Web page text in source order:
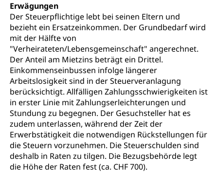
Erwägungen
Der Steuerpflichtige lebt bei seinen Eltern und
bezieht ein Ersatzeinkommen. Der Grundbedarf wird
mit der Hälfte von
"Verheirateten/Lebensgemeinschaft" angerechnet.
Der Anteil am Mietzins beträgt ein Drittel.
Einkommenseinbussen infolge längerer
Arbeitslosigkeit sind in der Steuerveranlagung
berücksichtigt. Allfälligen Zahlungsschwierigkeiten ist
in erster Linie mit Zahlungserleichterungen und
Stundung zu begegnen. Der Gesuchsteller hat es
zudem unterlassen, während der Zeit der
Erwerbstätigkeit die notwendigen Rückstellungen für
die Steuern vorzunehmen. Die Steuerschulden sind
deshalb in Raten zu tilgen. Die Bezugsbehörde legt
die Höhe der Raten fest (ca. CHF 700).